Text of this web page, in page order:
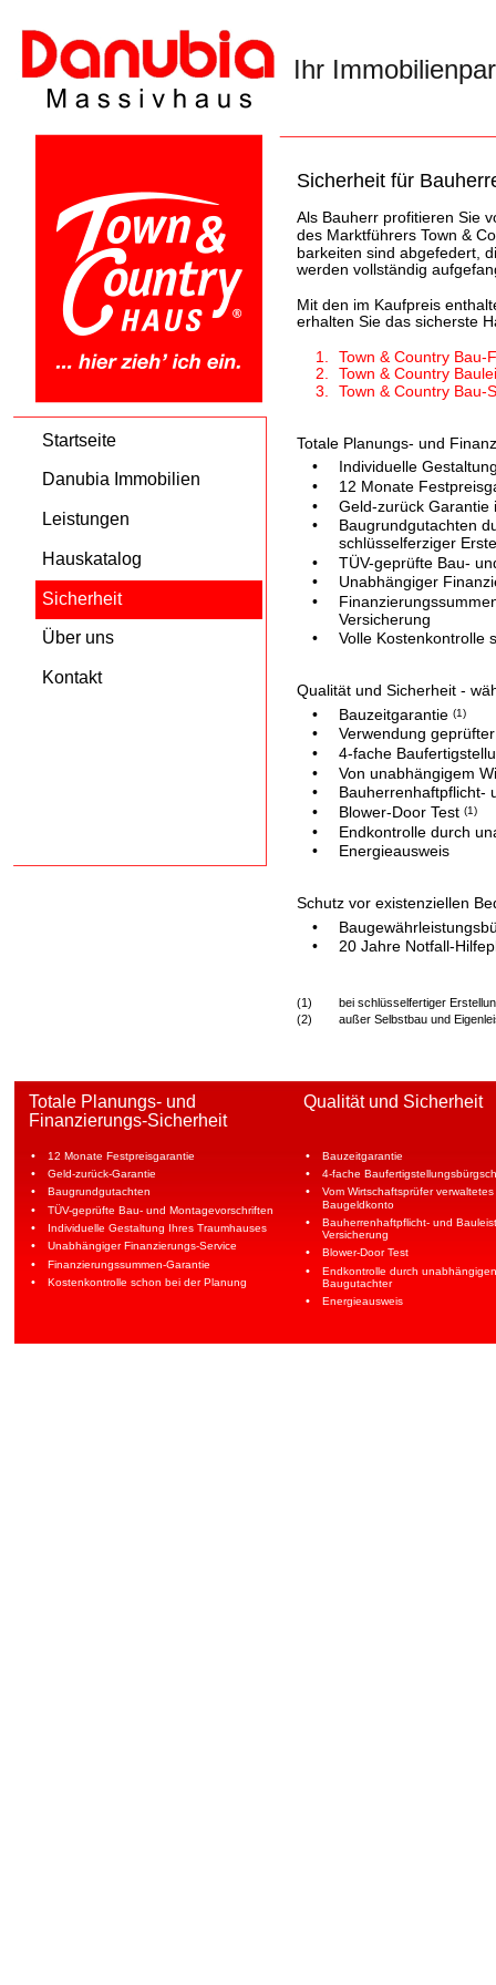
Startseite
Danubia Immobilien
Leistungen
Hauskatalog
Sicherheit
Über uns
Kontakt
Sicherheit für
Als Bauherr profitieren Sie
des Marktführers Town &
barkeiten sind abgefedert,
werden vollständig
Mit den im Kaufpreis
erhalten Sie das sicherste
1.
Town & Country Bau-
2.
Town & Country
3.
Town & Country Bau-
Totale Planungs- und
•
Individuelle
•
12 Monate
•
Geld-zurück Garantie
•
Baugrundgutachten
schlüsselferziger
•
TÜV-geprüfte Bau-
•
Unabhängiger
•
Versicherung
•
Volle Kostenkontrolle
Qualität und Sicherheit -
•
Bauzeitgarantie (1)
•
Verwendung
•
4-fache
•
Von unabhängigem
•
Bauherrenhaftpflicht-
•
Blower-Door Test (1)
•
Endkontrolle durch
•
Energieausweis
Schutz vor existenziellen
•
•
20 Jahre Notfall-
(1)
bei schlüsselfertiger
(2)
außer Selbstbau und
Totale Planungs- und
Finanzierungs-Sicherheit
• 12 Monate Festpreisgarantie
• Geld-zurück-Garantie
• Baugrundgutachten
• TÜV-geprüfte Bau- und Montagevorschriften
• Individuelle Gestaltung Ihres Traumhauses
• Unabhängiger Finanzierungs-Service
• Finanzierungssummen-Garantie
• Kostenkontrolle schon bei der Planung
Qualität und Sicherheit
• Bauzeitgarantie
• 4-fache
•
Vom Wirtschaftsprüfer verwaltetes
Baugeldkonto
•
Bauherrenhaftpflicht- und
Versicherung
• Blower-Door Test
•
Endkontrolle durch
Baugutachter
• Energieausweis
Ihr